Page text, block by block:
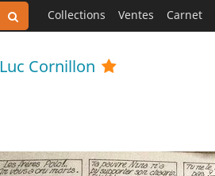
Collections Ventes Carnet
Luc Cornillon